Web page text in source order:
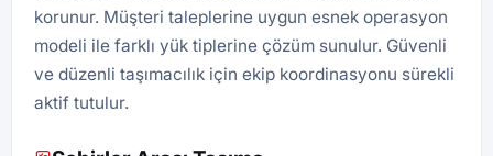
korunur. Müşteri taleplerine uygun esnek operasyon
modeli ile farklı yük tiplerine çözüm sunulur. Güvenli
ve düzenli taşımacılık için ekip koordinasyonu sürekli
aktif tutulur.